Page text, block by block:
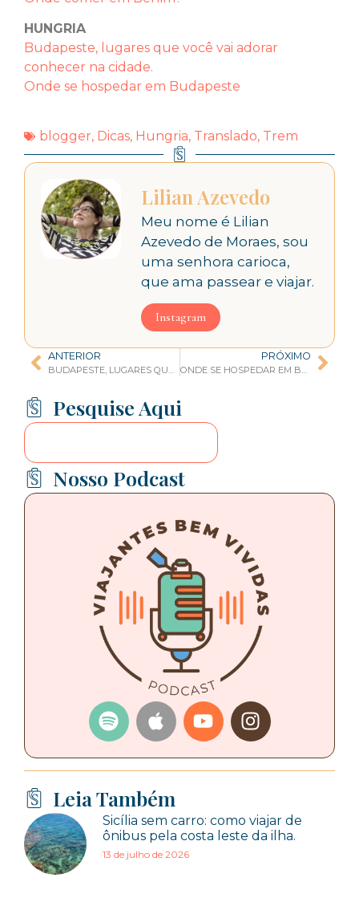
HUNGRIA
Budapeste, lugares que você vai adorar
conhecer na cidade.
Onde se hospedar em Budapeste
blogger, Dicas, Hungria, Translado, Trem
Lilian Azevedo
Meu nome é Lilian
Azevedo de Moraes, sou
uma senhora carioca,
que ama passear e viajar.
Instagram
ANTERIOR
BUDAPESTE, LUGARES QUE VOCÊ VAI ADORAR CONHECER NA CIDADE
PRÓXIMO
ONDE SE HOSPEDAR EM BUDAPESTE
Pesquise Aqui
Nosso Podcast
Leia Também
Sicília sem carro: como viajar de
ônibus pela costa leste da ilha.
13 de julho de 2026